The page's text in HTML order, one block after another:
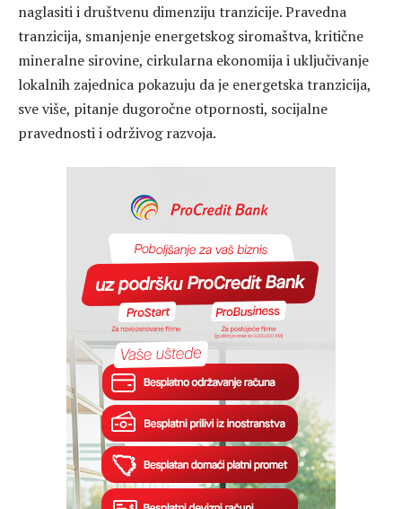
naglasiti i društvenu dimenziju tranzicije. Pravedna
tranzicija, smanjenje energetskog siromaštva, kritične
mineralne sirovine, cirkularna ekonomija i uključivanje
lokalnih zajednica pokazuju da je energetska tranzicija,
sve više, pitanje dugoročne otpornosti, socijalne
pravednosti i održivog razvoja.